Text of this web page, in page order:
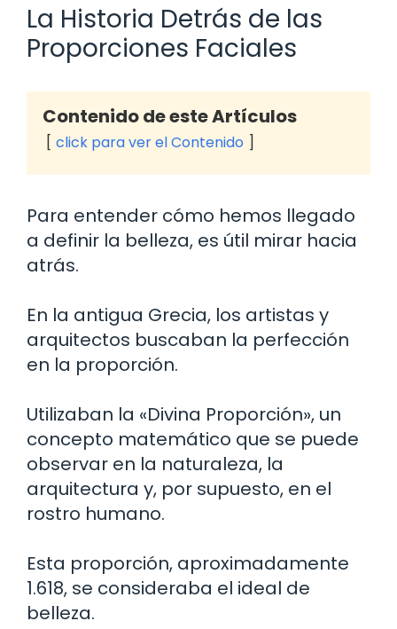
La Historia Detrás de las
Proporciones Faciales
Contenido de este Artículos
click para ver el Contenido
Para entender cómo hemos llegado
a definir la belleza, es útil mirar hacia
atrás.
En la antigua Grecia, los artistas y
arquitectos buscaban la perfección
en la proporción.
Utilizaban la «Divina Proporción», un
concepto matemático que se puede
observar en la naturaleza, la
arquitectura y, por supuesto, en el
rostro humano.
Esta proporción, aproximadamente
1.618, se consideraba el ideal de
belleza.